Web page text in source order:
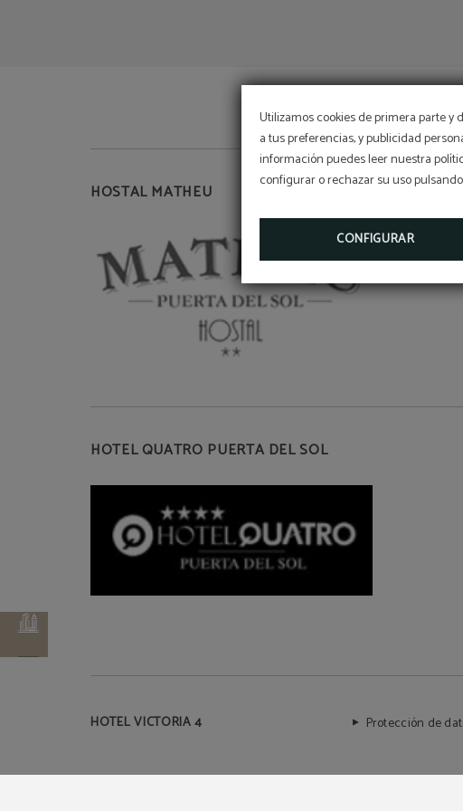
Utilizamos cookies de primera parte y
a tus preferencias, y publicidad
información puedes leer nuestra
configurar o rechazar su uso
CONFIGURAR
HOSTAL MATHEU
HOTEL QUATRO PUERTA DEL SOL
HOTEL VICTORIA 4 Protección de